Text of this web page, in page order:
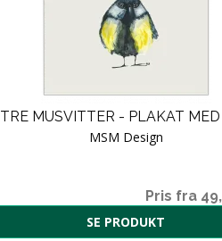
TRE MUSVITTER - PLAKAT MED
MSM Design
Pris fra
SE PRODUKT